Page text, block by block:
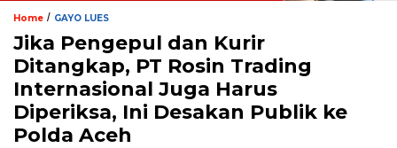
Home / GAYO LUES
Jika Pengepul dan Kurir
Ditangkap, PT Rosin Trading
Internasional Juga Harus
Diperiksa, Ini Desakan Publik ke
Polda Aceh